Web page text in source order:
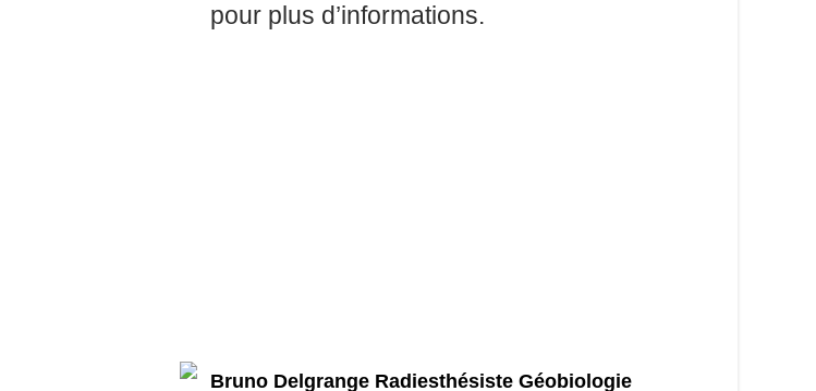
pour plus d’informations.